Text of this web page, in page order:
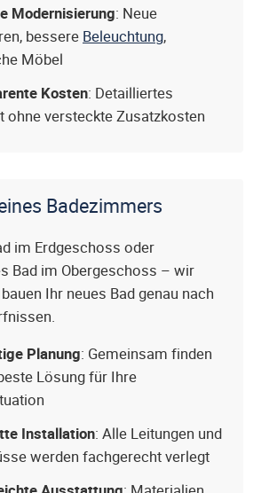
Modernisierung: Neue
bessere Beleuchtung,
Möbel
Kosten: Detailliertes
ohne versteckte Zusatzkosten
Badezimmers
im Erdgeschoss oder
Bad im Obergeschoss – wir
Ihr neues Bad genau nach
Planung: Gemeinsam finden
Lösung für Ihre
Installation: Alle Leitungen und
werden fachgerecht verlegt